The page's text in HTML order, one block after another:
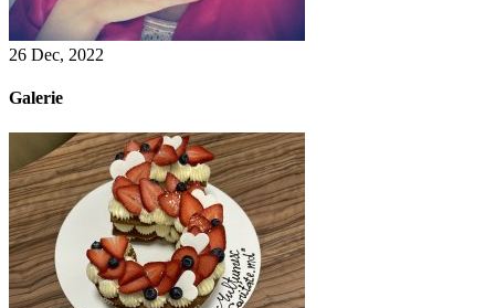
26 Dec, 2022
Galerie